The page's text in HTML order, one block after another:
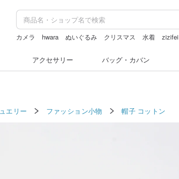
カメラ hwara ぬいぐるみ クリスマス 水着 zizifei
アクセサリー バッグ・カバン
エリー ファッション小物 帽子 コットン